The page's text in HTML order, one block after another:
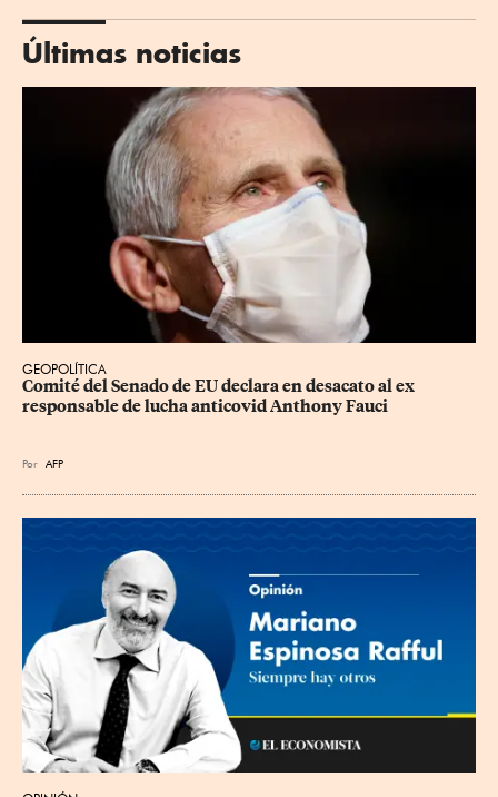
Últimas noticias
GEOPOLÍTICA
Comité del Senado de EU declara en desacato al ex
responsable de lucha anticovid Anthony Fauci
Por AFP